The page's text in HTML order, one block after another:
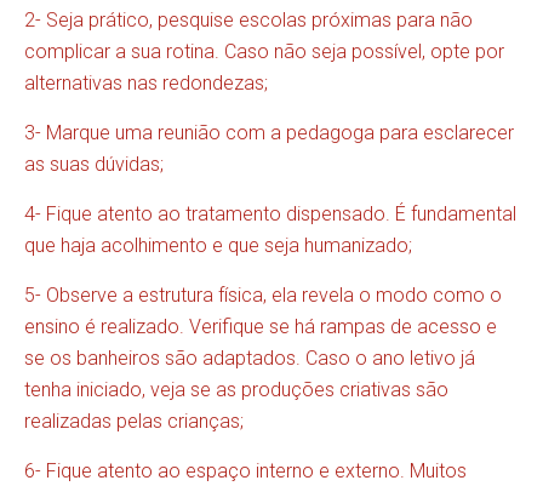
2- Seja prático, pesquise escolas próximas para não
complicar a sua rotina. Caso não seja possível, opte por
alternativas nas redondezas;
3- Marque uma reunião com a pedagoga para esclarecer
as suas dúvidas;
4- Fique atento ao tratamento dispensado. É fundamental
que haja acolhimento e que seja humanizado;
5- Observe a estrutura física, ela revela o modo como o
ensino é realizado. Verifique se há rampas de acesso e
se os banheiros são adaptados. Caso o ano letivo já
tenha iniciado, veja se as produções criativas são
realizadas pelas crianças;
6- Fique atento ao espaço interno e externo. Muitos